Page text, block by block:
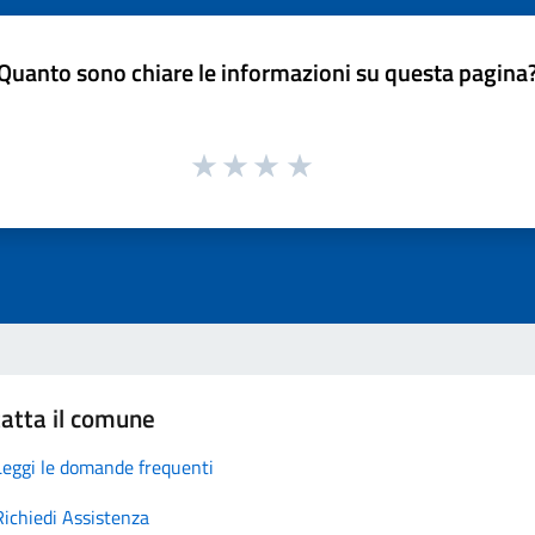
sono chiare le informazioni su questa
il comune
le domande frequenti
Assistenza